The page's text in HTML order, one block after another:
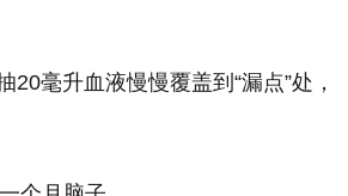
毫升血液慢慢覆盖到“漏点”处，